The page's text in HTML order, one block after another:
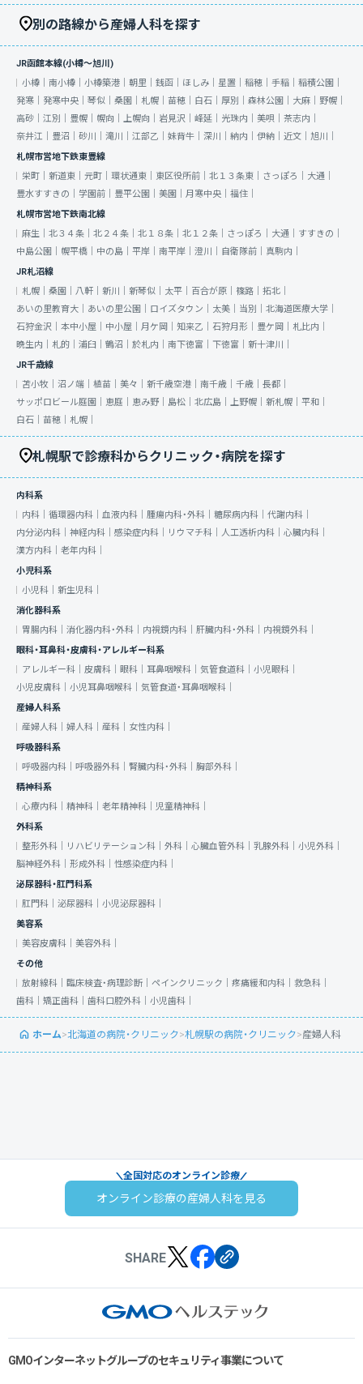
別の路線から産婦人科を探す
JR函館本線(小樽～旭川)
小樽｜ 南小樽｜ 小樽築港｜ 朝里｜ 銭函｜ ほしみ｜ 星置｜ 稲穂｜ 手稲｜ 稲積公園｜
発寒｜ 発寒中央｜ 琴似｜ 桑園｜ 札幌｜ 苗穂｜ 白石｜ 厚別｜ 森林公園｜ 大麻｜ 野幌｜
高砂｜ 江別｜ 豊幌｜ 幌向｜ 上幌向｜ 岩見沢｜ 峰延｜ 光珠内｜ 美唄｜ 茶志内｜
奈井江｜ 豊沼｜ 砂川｜ 滝川｜ 江部乙｜ 妹背牛｜ 深川｜ 納内｜ 伊納｜ 近文｜ 旭川｜
札幌市営地下鉄東豊線
栄町｜ 新道東｜ 元町｜ 環状通東｜ 東区役所前｜ 北１３条東｜ さっぽろ｜ 大通｜
豊水すすきの｜ 学園前｜ 豊平公園｜ 美園｜ 月寒中央｜ 福住｜
札幌市営地下鉄南北線
麻生｜ 北３４条｜ 北２４条｜ 北１８条｜ 北１２条｜ さっぽろ｜ 大通｜ すすきの｜
中島公園｜ 幌平橋｜ 中の島｜ 平岸｜ 南平岸｜ 澄川｜ 自衛隊前｜ 真駒内｜
JR札沼線
札幌｜ 桑園｜ 八軒｜ 新川｜ 新琴似｜ 太平｜ 百合が原｜ 篠路｜ 拓北｜
あいの里教育大｜ あいの里公園｜ ロイズタウン｜ 太美｜ 当別｜ 北海道医療大学｜
石狩金沢｜ 本中小屋｜ 中小屋｜ 月ケ岡｜ 知来乙｜ 石狩月形｜ 豊ケ岡｜ 札比内｜
晩生内｜ 札的｜ 浦臼｜ 鶴沼｜ 於札内｜ 南下徳富｜ 下徳富｜ 新十津川｜
JR千歳線
苫小牧｜ 沼ノ端｜ 植苗｜ 美々｜ 新千歳空港｜ 南千歳｜ 千歳｜ 長都｜
サッポロビール庭園｜ 恵庭｜ 恵み野｜ 島松｜ 北広島｜ 上野幌｜ 新札幌｜ 平和｜
白石｜ 苗穂｜ 札幌｜
札幌駅で診療科からクリニック・病院を探す
内科系
内科｜ 循環器内科｜ 血液内科｜ 腫瘍内科・外科｜ 糖尿病内科｜ 代謝内科｜
内分泌内科｜ 神経内科｜ 感染症内科｜ リウマチ科｜ 人工透析内科｜ 心臓内科｜
漢方内科｜ 老年内科｜
小児科系
小児科｜ 新生児科｜
消化器科系
胃腸内科｜ 消化器内科・外科｜ 内視鏡内科｜ 肝臓内科・外科｜ 内視鏡外科｜
眼科・耳鼻科・皮膚科・アレルギー科系
アレルギー科｜ 皮膚科｜ 眼科｜ 耳鼻咽喉科｜ 気管食道科｜ 小児眼科｜
小児皮膚科｜ 小児耳鼻咽喉科｜ 気管食道・耳鼻咽喉科｜
産婦人科系
産婦人科｜ 婦人科｜ 産科｜ 女性内科｜
呼吸器科系
呼吸器内科｜ 呼吸器外科｜ 腎臓内科・外科｜ 胸部外科｜
精神科系
心療内科｜ 精神科｜ 老年精神科｜ 児童精神科｜
外科系
整形外科｜
リハビリテーション科｜ 外科｜ 心臓血管外科｜ 乳腺外科｜ 小児外科｜
脳神経外科｜ 形成外科｜ 性感染症内科｜
泌尿器科・肛門科系
肛門科｜ 泌尿器科｜ 小児泌尿器科｜
美容系
美容皮膚科｜ 美容外科｜
その他
放射線科｜ 臨床検査・病理診断｜ ペインクリニック｜ 疼痛緩和内科｜ 救急科｜
歯科｜ 矯正歯科｜ 歯科口腔外科｜ 小児歯科｜
ホーム>北海道の病院・クリニック>札幌駅の病院・クリニック>産婦人科
全国対応のオンライン診療
オンライン診療の産婦人科を見る
SHARE
GMOインターネットグループのセキュリティ事業について